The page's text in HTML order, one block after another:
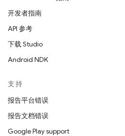
开发者指南
API 参考
下载 Studio
Android NDK
支持
报告平台错误
报告文档错误
Google Play support